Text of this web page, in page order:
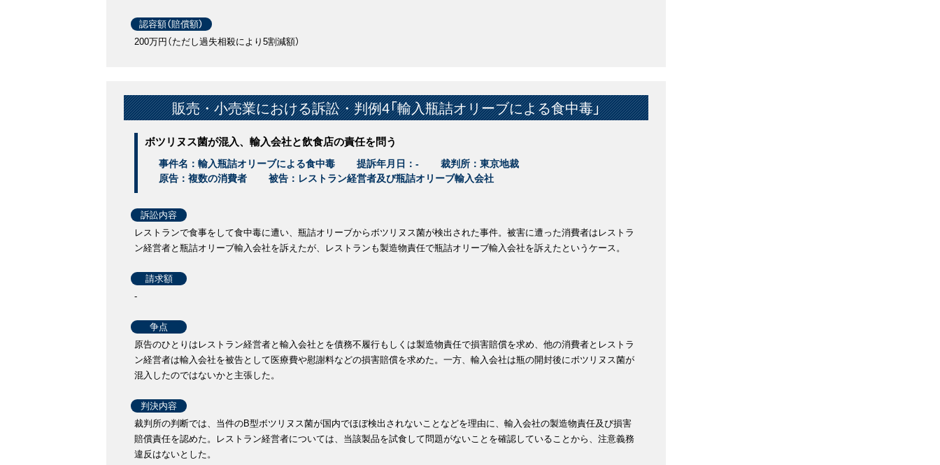
認容額（賠償額）
200万円（ただし過失相殺により5割減額）
販売・小売業における訴訟・判例4「輸入瓶詰オリーブによる食中毒」
ボツリヌス菌が混入、輸入会社と飲食店の責任を問う
事件名：輸入瓶詰オリーブによる食中毒 提訴年月日：-
裁判所：東京地裁
原告：複数の消費者
被告：レストラン経営者及び瓶詰オリーブ輸入会社
訴訟内容
レストランで食事をして食中毒に遭い、瓶詰オリーブからボツリヌス菌が検出された事件。被害に遭った消費者はレストラ
ン経営者と瓶詰オリーブ輸入会社を訴えたが、レストランも製造物責任で瓶詰オリーブ輸入会社を訴えたというケース。
請求額
-
争点
原告のひとりはレストラン経営者と輸入会社とを債務不履行もしくは製造物責任で損害賠償を求め、他の消費者とレストラ
ン経営者は輸入会社を被告として医療費や慰謝料などの損害賠償を求めた。一方、輸入会社は瓶の開封後にボツリヌス菌が
混入したのではないかと主張した。
判決内容
裁判所の判断では、当件のB型ボツリヌス菌が国内でほぼ検出されないことなどを理由に、輸入会社の製造物責任及び損害
賠償責任を認めた。レストラン経営者については、当該製品を試食して問題がないことを確認していることから、注意義務
違反はないとした。